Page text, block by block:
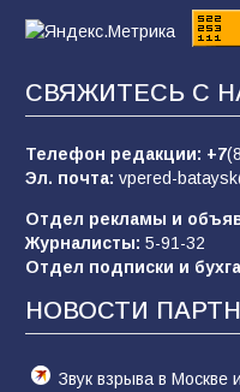
заявления о
85 01.08.2026
«Слухами Москву
заявления Киева о
отчаяние, а не
81 02.08.2026
СВЯЖИТЕСЬ С
Телефон редакции: +7
Эл. почта: vpered-
Отдел рекламы и
Журналисты: 5-91-32
Отдел подписки и
НОВОСТИ
Звук взрыва в Москве